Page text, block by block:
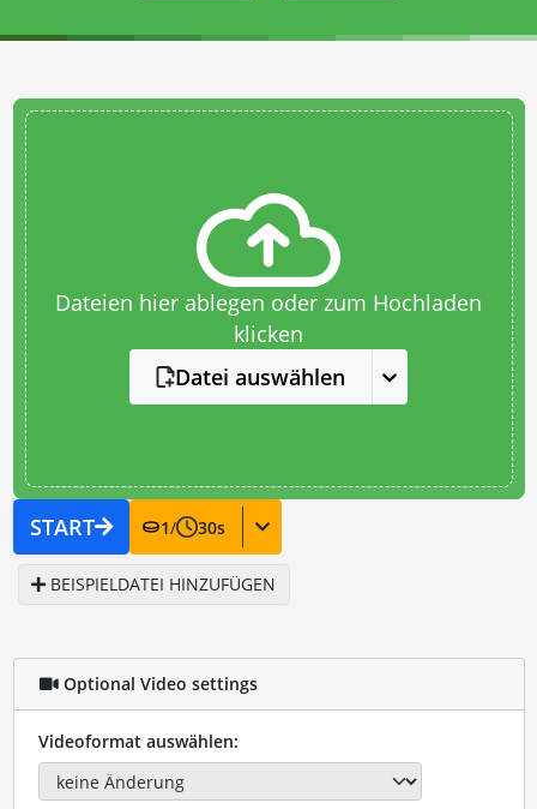
Dateien hier ablegen oder zum Hochladen
klicken
Datei auswählen
START 1/ 30s
BEISPIELDATEI HINZUFÜGEN
Optional Video settings
Videoformat auswählen: